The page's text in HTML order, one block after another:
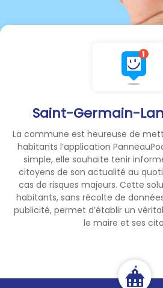
Saint-Germain-
La commune est heureuse de
habitants l’application
simple, elle souhaite tenir
citoyens de son actualité au
cas de risques majeurs. Cette
habitants, sans récolte de
publicité, permet d’établir un
le maire et ses